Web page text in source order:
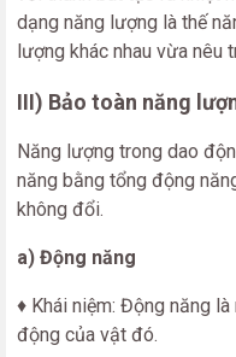
dạng năng lượng là thế
lượng khác nhau vừa nêu
III) Bảo toàn năng
Năng lượng trong dao
năng bằng tổng động
không đổi.
a) Động năng
♦ Khái niệm: Động năng
động của vật đó.